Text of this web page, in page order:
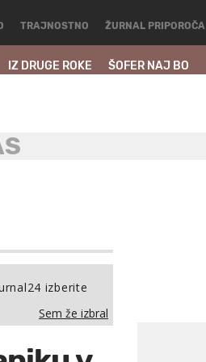
IZ DRUGE ROKE ŠOFER NAJ BO
TRAJNOSTNO ŽURNAL PRIPOROČA
izberite
Sem že izbral